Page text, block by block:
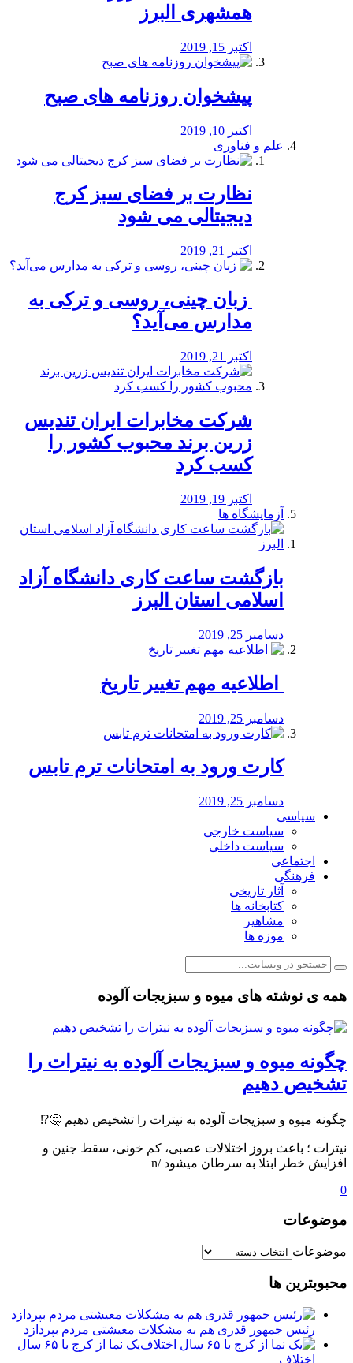
همشهری البرز
اکتبر 15, 2019
پیشخوان روزنامه های صبح
اکتبر 10, 2019
علم و فناوری
نظارت بر فضای سبز کرج
دیجیتالی می شود
اکتبر 21, 2019
️ زبان چینی، روسی و ترکی به
مدارس می‌آید؟
اکتبر 21, 2019
شرکت مخابرات ایران تندیس
زرین برند محبوب کشور را
کسب کرد
اکتبر 19, 2019
آزمایشگاه ها
بازگشت ساعت کاری دانشگاه آزاد
اسلامی استان البرز
دسامبر 25, 2019
️ اطلاعیه مهم تغییر تاریخ
دسامبر 25, 2019
کارت ورود به امتحانات ترم تابس
دسامبر 25, 2019
سیاسی
سیاست خارجی
سیاست داخلی
اجتماعی
فرهنگی
آثار تاریخی
کتابخانه ها
مشاهیر
موزه ها
همه ی نوشته های میوه و سبزیجات آلوده
چگونه میوه و سبزیجات آلوده به نیترات را
تشخیص دهیم
چگونه میوه و سبزیجات آلوده به نیترات را تشخیص دهیم 🤔⁉️
نیترات ؛ باعث بروز اختلالات عصبی، کم خونی، سقط جنین و
افزایش خطر ابتلا به سرطان میشود /n
0
موضوعات
موضوعات
محبوبترین ها
رئیس جمهور قدری هم به مشکلات معیشتی مردم بپردازد
یک نما از کرج با ۶۵ سال
اختلاف